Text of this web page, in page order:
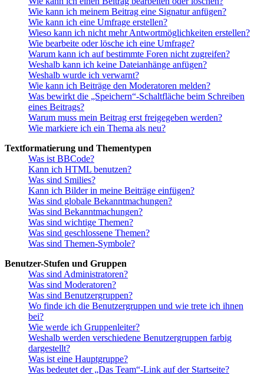
Wie kann ich meinem Beitrag eine Signatur anfügen?
Wie kann ich eine Umfrage erstellen?
Wieso kann ich nicht mehr Antwortmöglichkeiten erstellen?
Wie bearbeite oder lösche ich eine Umfrage?
Warum kann ich auf bestimmte Foren nicht zugreifen?
Weshalb kann ich keine Dateianhänge anfügen?
Weshalb wurde ich verwarnt?
Wie kann ich Beiträge den Moderatoren melden?
Was bewirkt die „Speichern“-Schaltfläche beim Schreiben
eines Beitrags?
Warum muss mein Beitrag erst freigegeben werden?
Wie markiere ich ein Thema als neu?
Textformatierung und Thementypen
Was ist BBCode?
Kann ich HTML benutzen?
Was sind Smilies?
Kann ich Bilder in meine Beiträge einfügen?
Was sind globale Bekanntmachungen?
Was sind Bekanntmachungen?
Was sind wichtige Themen?
Was sind geschlossene Themen?
Was sind Themen-Symbole?
Benutzer-Stufen und Gruppen
Was sind Administratoren?
Was sind Moderatoren?
Was sind Benutzergruppen?
Wo finde ich die Benutzergruppen und wie trete ich ihnen
bei?
Wie werde ich Gruppenleiter?
Weshalb werden verschiedene Benutzergruppen farbig
dargestellt?
Was ist eine Hauptgruppe?
Was bedeutet der „Das Team“-Link auf der Startseite?